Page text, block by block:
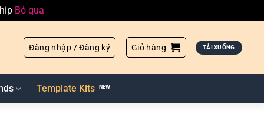
Bỏ qua
Đăng nhập / Đăng ký Giỏ hàng TẢI XUỐNG
Template Kits